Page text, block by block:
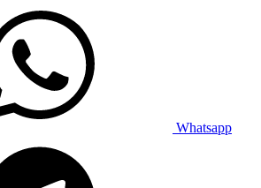
Whatsapp